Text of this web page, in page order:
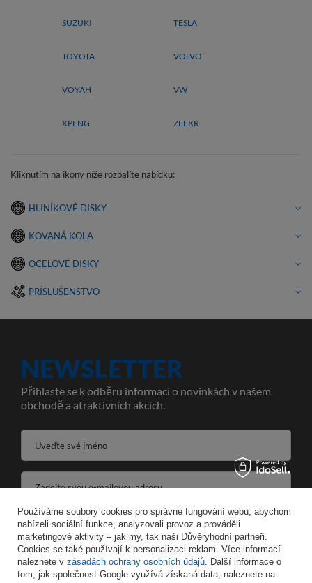
SUZUKI TESLA
TOYOTA VOLVO
VOYAH VW
XPENG ZEEKR
Kliknutím na ikony níže rozbalíte nabídku:
HLINÍKOVÉ DISKY
KOVANÁ KOLA
OCELOVÉ DISKY
PRÍSLUŠENSTVO
NEWSLETTER
Přihlaste se k odběru informací o novinkách v našem
obchodě a atraktivních akcích.
Uveďte své jméno
Zadejte svou e-mailovou adresu
Souhlasím se zpracováním svých osobních údajů pro účely a v rozsahu služby Newsletter ve formátu
ULOŽIT
Používáme soubory cookies pro správné fungování webu, abychom
nabízeli sociální funkce, analyzovali provoz a prováděli
marketingové aktivity – jak my, tak naši Důvěryhodní partneři.
Cookies se také používají k personalizaci reklam. Více informací
naleznete v zásadách ochrany osobních údajů. Další informace o
tom, jak společnost Google využívá získaná data, naleznete na